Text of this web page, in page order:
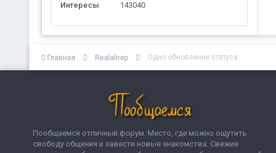
Интересы 143040
Главная Realalirep Одно обновление статуса
Пообщаемся отличный форум. Место, где можно ощутить
свободу общения и завести новые знакомства. Свежие